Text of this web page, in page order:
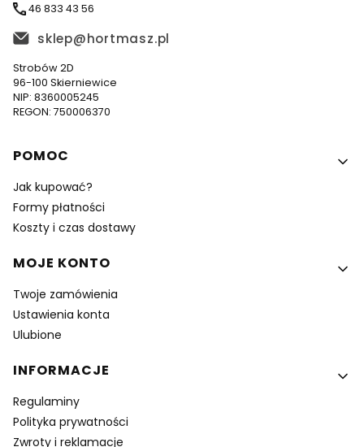
46 833 43 56
sklep@hortmasz.pl
Strobów 2D
96-100 Skierniewice
NIP: 8360005245
REGON: 750006370
Linki w stopce
POMOC
Jak kupować?
Formy płatności
Koszty i czas dostawy
MOJE KONTO
Twoje zamówienia
Ustawienia konta
Ulubione
INFORMACJE
Regulaminy
Polityka prywatności
Zwroty i reklamacje